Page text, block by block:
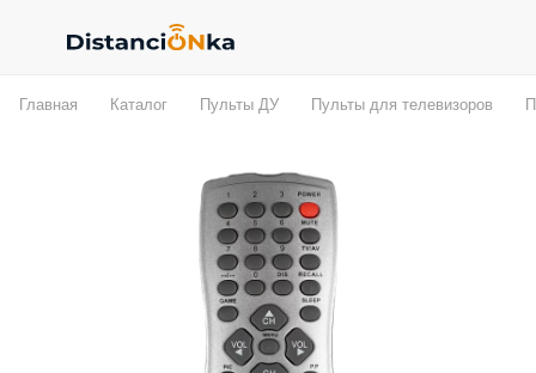
Главная Каталог Пульты ДУ Пульты для телевизоров